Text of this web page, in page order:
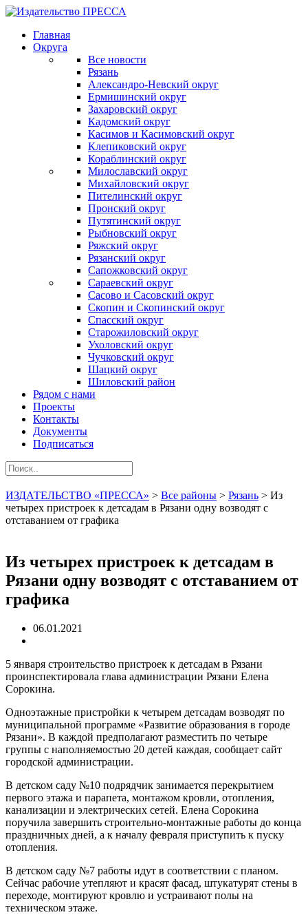
Главная
Округа
Все новости
Рязань
Александро-Невский округ
Ермишинский округ
Захаровский округ
Кадомский округ
Касимов и Касимовский округ
Клепиковский округ
Кораблинский округ
Милославский округ
Михайловский округ
Пителинский округ
Пронский округ
Путятинский округ
Рыбновский округ
Ряжский округ
Рязанский округ
Сапожковский округ
Сараевский округ
Сасово и Сасовский округ
Скопин и Скопинский округ
Спасский округ
Старожиловский округ
Ухоловский округ
Чучковский округ
Шацкий округ
Шиловский район
Рядом с нами
Проекты
Контакты
Документы
Подписаться
ИЗДАТЕЛЬСТВО «ПРЕССА» > Все районы > Рязань > Из
четырех пристроек к детсадам в Рязани одну возводят с
отставанием от графика
Из четырех пристроек к детсадам в
Рязани одну возводят с отставанием от
графика
06.01.2021
5 января строительство пристроек к детсадам в Рязани
проинспектировала глава администрации Рязани Елена
Сорокина.
Одноэтажные пристройки к четырем детсадам возводят по
муниципальной программе «Развитие образования в городе
Рязани». В каждой предполагают разместить по четыре
группы с наполняемостью 20 детей каждая, сообщает сайт
городской администрации.
В детском саду №10 подрядчик занимается перекрытием
первого этажа и парапета, монтажом кровли, отопления,
канализации и электрических сетей. Елена Сорокина
поручила завершить строительно-монтажные работы до конца
праздничных дней, а к началу февраля приступить к пуску
отопления.
В детском саду №7 работы идут в соответствии с планом.
Сейчас рабочие утепляют и красят фасад, штукатурят стены в
переходе, монтируют кровлю и устраивают полы на
техническом этаже.